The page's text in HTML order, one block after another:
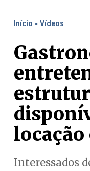
Início . Vídeos
Interessados